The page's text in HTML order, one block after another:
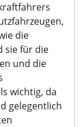
die
sie für die
und die
wichtig, da
gelegentlich